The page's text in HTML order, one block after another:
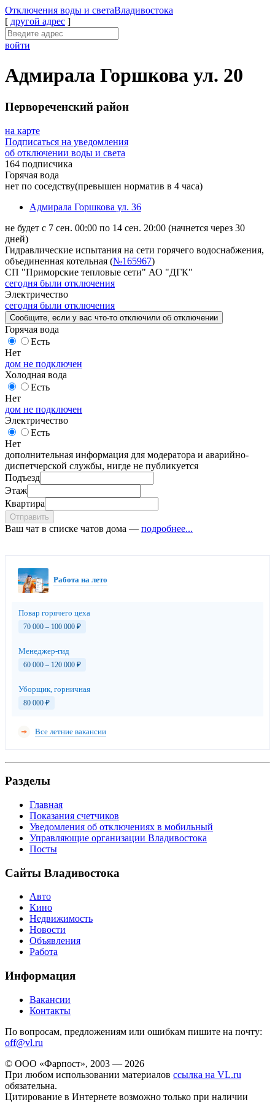
Отключения воды и светаВладивостока
[ другой адрес ]
войти
Адмирала Горшкова ул. 20
Первореченский район
на карте
Подписаться на уведомления
об отключении воды и света
164 подписчика
Горячая вода
нет по соседству(превышен норматив в 4 часа)
Адмирала Горшкова ул. 36
не будет с 7 сен. 00:00 по 14 сен. 20:00 (начнется через 30
дней)
Гидравлические испытания на сети горячего водоснабжения,
объединенная котельная (№165967)
СП "Приморские тепловые сети" АО "ДГК"
сегодня были отключения
Электричество
сегодня были отключения
Сообщите , если у вас что-то отключили об отключении
Горячая вода
Есть
Нет
дом не подключен
Холодная вода
Есть
Нет
дом не подключен
Электричество
Есть
Нет
дополнительная информация для модератора и аварийно-
диспетчерской службы, нигде не публикуется
Подъезд
Этаж
Квартира
Отправить
Ваш чат в списке чатов дома — подробнее...
Работа на лето
Повар горячего цеха
70 000 – 100 000 ₽
Менеджер-гид
60 000 – 120 000 ₽
Уборщик, горничная
80 000 ₽
Все летние вакансии
Разделы
Главная
Показания счетчиков
Уведомления об отключениях в мобильный
Управляющие организации Владивостока
Посты
Сайты Владивостока
Авто
Кино
Недвижимость
Новости
Объявления
Работа
Информация
Вакансии
Контакты
По вопросам, предложениям или ошибкам пишите на почту:
off@vl.ru
© ООО «Фарпост», 2003 — 2026
При любом использовании материалов ссылка на VL.ru
обязательна.
Цитирование в Интернете возможно только при наличии